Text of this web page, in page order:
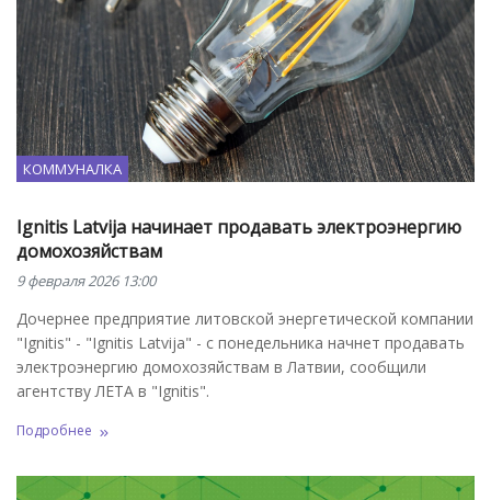
КОММУНАЛКА
Ignitis Latvija начинает продавать электроэнергию
домохозяйствам
9 февраля 2026 13:00
Дочернее предприятие литовской энергетической компании
"Ignitis" - "Ignitis Latvija" - с понедельника начнет продавать
электроэнергию домохозяйствам в Латвии, сообщили
агентству ЛЕТА в "Ignitis".
Подробнее